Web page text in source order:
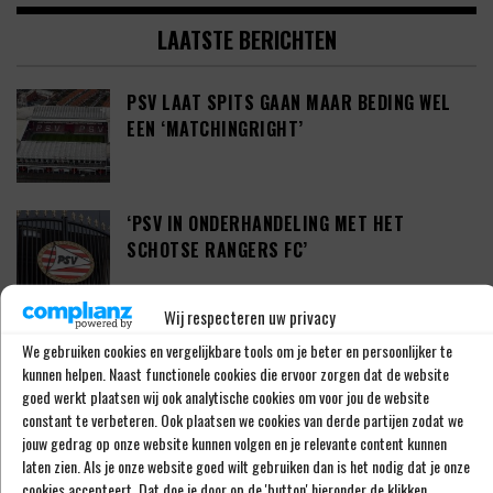
Wij respecteren uw privacy
We gebruiken cookies en vergelijkbare tools om je beter en persoonlijker te
kunnen helpen. Naast functionele cookies die ervoor zorgen dat de website
goed werkt plaatsen wij ook analytische cookies om voor jou de website
constant te verbeteren. Ook plaatsen we cookies van derde partijen zodat we
jouw gedrag op onze website kunnen volgen en je relevante content kunnen
laten zien. Als je onze website goed wilt gebruiken dan is het nodig dat je onze
LAATSTE BERICHTEN
PSV LAAT SPITS GAAN MAAR BEDING WEL
EEN ‘MATCHINGRIGHT’
‘PSV IN ONDERHANDELING MET HET
SCHOTSE RANGERS FC’
‘PSV WIL ZICH GAAN VERSTERKEN MET 29-
JARIGE ADAMA CAMARA’
JOEL DROMMEL (29) TEKENT VOOR VIER